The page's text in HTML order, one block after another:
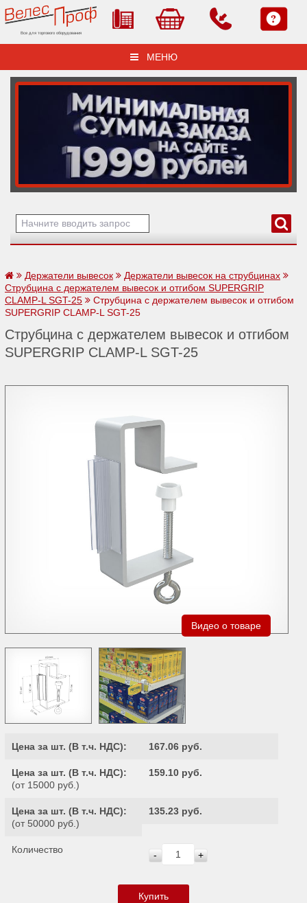
Все для торгового оборудования
МЕНЮ
Держатели вывесок
Держатели вывесок на струбцинах
Струбцина с держателем вывесок и отгибом SUPERGRIP
CLAMP-L SGT-25
Струбцина с держателем вывесок и отгибом
SUPERGRIP CLAMP-L SGT-25
Струбцина с держателем вывесок и отгибом
SUPERGRIP CLAMP-L SGT-25
Видео о товаре
Цена за шт. (В т.ч. НДС): 167.06 руб.
Цена за шт. (В т.ч. НДС):
(от 15000 руб.)
159.10 руб.
Цена за шт. (В т.ч. НДС):
(от 50000 руб.)
135.23 руб.
Количество - +
Купить